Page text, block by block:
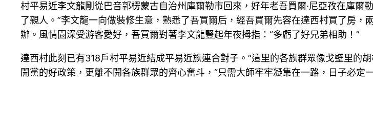
村平易近李文龍剛從巴音郭楞蒙古自治州庫爾勒市回來，好年老吾買爾·尼亞孜在庫
了親人。”李文龍一向做裝修生意，熟悉了吾買爾后，經吾買爾先容在達西村買了房
辦。風情園深受游客愛好，吾買爾對著李文龍豎起年夜拇指：“多虧了好兄弟相助！”
達西村此刻已有318戶村平易近結成平易近族連合對子。“這里的各族群眾像戈壁里的
開黨的好政策，更離不開各族群眾的齊心奮斗，“只需大師牢牢凝集在一路，日子必定